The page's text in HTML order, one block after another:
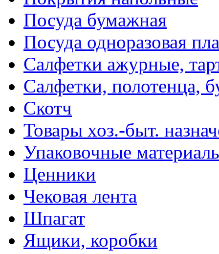
Посуда бумажная
Посуда одноразовая
Салфетки ажурные,
Салфетки, полотенца,
Скотч
Товары хоз.-быт.
Упаковочные
Ценники
Чековая лента
Шпагат
Ящики, коробки